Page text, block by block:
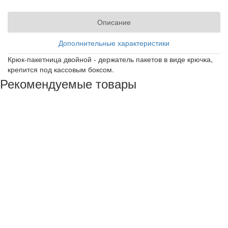
Описание
Дополнительные характеристики
Крюк-пакетница двойной - держатель пакетов в виде крючка,
крепится под кассовым боксом.
Рекомендуемые товары